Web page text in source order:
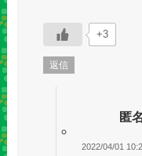
+3
返信
匿名
2022/04/01